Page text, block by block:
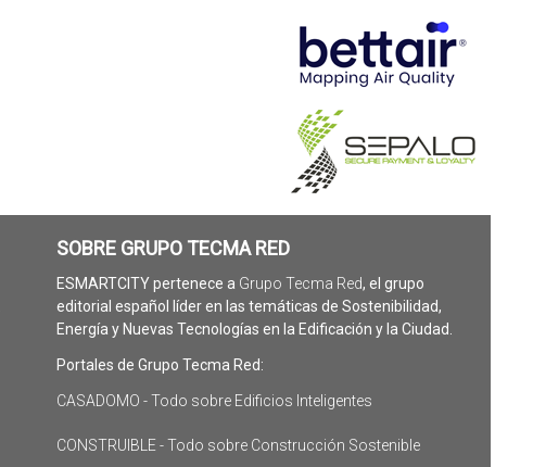
SOBRE GRUPO TECMA RED
ESMARTCITY pertenece a Grupo Tecma Red, el grupo
editorial español líder en las temáticas de Sostenibilidad,
Energía y Nuevas Tecnologías en la Edificación y la Ciudad.
Portales de Grupo Tecma Red:
CASADOMO - Todo sobre Edificios Inteligentes
CONSTRUIBLE - Todo sobre Construcción Sostenible